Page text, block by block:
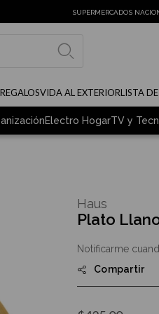
SUPERMERCADOS
REGALOSVIDA AL EXTERIORLISTA
Electro HogarTV y
Plato
Compartir
Notificarme
Haus